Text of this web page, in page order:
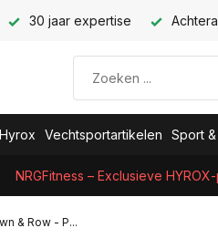
30 jaar expertise
Hyrox Vechtsportartikelen Sport
NRGFitness – Exclusieve
& Row - P...